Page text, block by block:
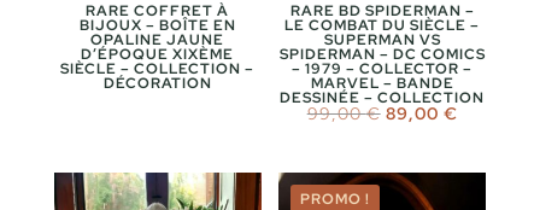
RARE COFFRET À
BIJOUX – BOÎTE EN
OPALINE JAUNE
D’ÉPOQUE XIXÈME
SIÈCLE – COLLECTION –
DÉCORATION
RARE BD SPIDERMAN –
LE COMBAT DU SIÈCLE –
SUPERMAN VS
SPIDERMAN – DC COMICS
– 1979 – COLLECTOR –
MARVEL – BANDE
DESSINÉE – COLLECTION
99,00€ Le
99,00 €.
89,00 €Le
PROMO !